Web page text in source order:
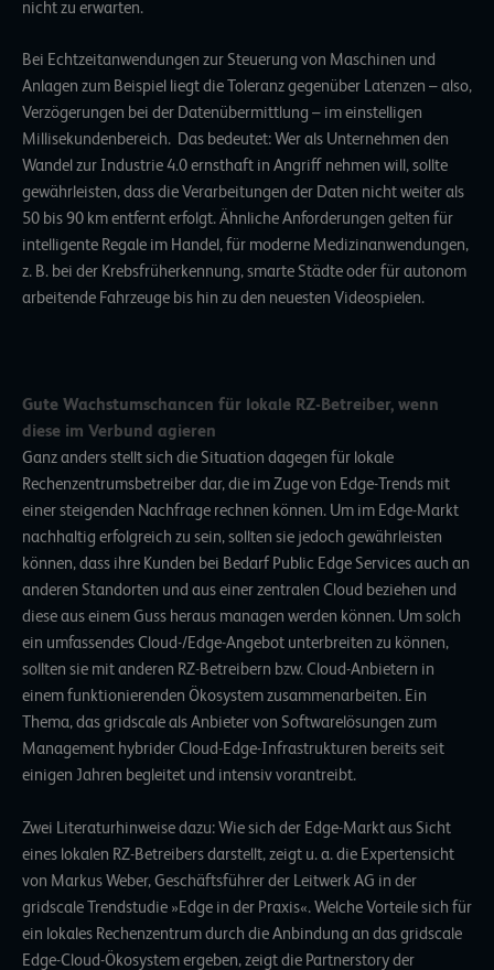
nicht zu erwarten.
Bei Echtzeitanwendungen zur Steuerung von Maschinen und
Anlagen zum Beispiel liegt die Toleranz gegenüber Latenzen – also,
Verzögerungen bei der Datenübermittlung – im einstelligen
Millisekundenbereich. Das bedeutet: Wer als Unternehmen den
Wandel zur Industrie 4.0 ernsthaft in Angriff nehmen will, sollte
gewährleisten, dass die Verarbeitungen der Daten nicht weiter als
50 bis 90 km entfernt erfolgt. Ähnliche Anforderungen gelten für
intelligente Regale im Handel, für moderne Medizinanwendungen,
z. B. bei der Krebsfrüherkennung, smarte Städte oder für autonom
arbeitende Fahrzeuge bis hin zu den neuesten Videospielen.
Gute Wachstumschancen für lokale RZ-Betreiber, wenn
diese im Verbund agieren
Ganz anders stellt sich die Situation dagegen für lokale
Rechenzentrumsbetreiber dar, die im Zuge von Edge-Trends mit
einer steigenden Nachfrage rechnen können. Um im Edge-Markt
nachhaltig erfolgreich zu sein, sollten sie jedoch gewährleisten
können, dass ihre Kunden bei Bedarf Public Edge Services auch an
anderen Standorten und aus einer zentralen Cloud beziehen und
diese aus einem Guss heraus managen werden können. Um solch
ein umfassendes Cloud-/Edge-Angebot unterbreiten zu können,
sollten sie mit anderen RZ-Betreibern bzw. Cloud-Anbietern in
einem funktionierenden Ökosystem zusammenarbeiten. Ein
Thema, das gridscale alsAnbieter von Softwarelösungen zum
Management hybrider Cloud-Edge-Infrastrukturen bereits seit
einigen Jahren begleitet und intensiv vorantreibt.
Zwei Literaturhinweise dazu: Wie sich der Edge-Markt aus Sicht
eines lokalen RZ-Betreibers darstellt, zeigt u. a. die Expertensicht
von Markus Weber, Geschäftsführer der Leitwerk AG in der
gridscale Trendstudie »Edge in der Praxis«. Welche Vorteile sich für
ein lokales Rechenzentrum durch die Anbindung an das gridscale
Edge-Cloud-Ökosystem ergeben, zeigt die Partnerstory der